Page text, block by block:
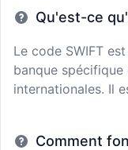
Qu'est-ce
Le code SWIFT
banque
internationales. Il
Comment